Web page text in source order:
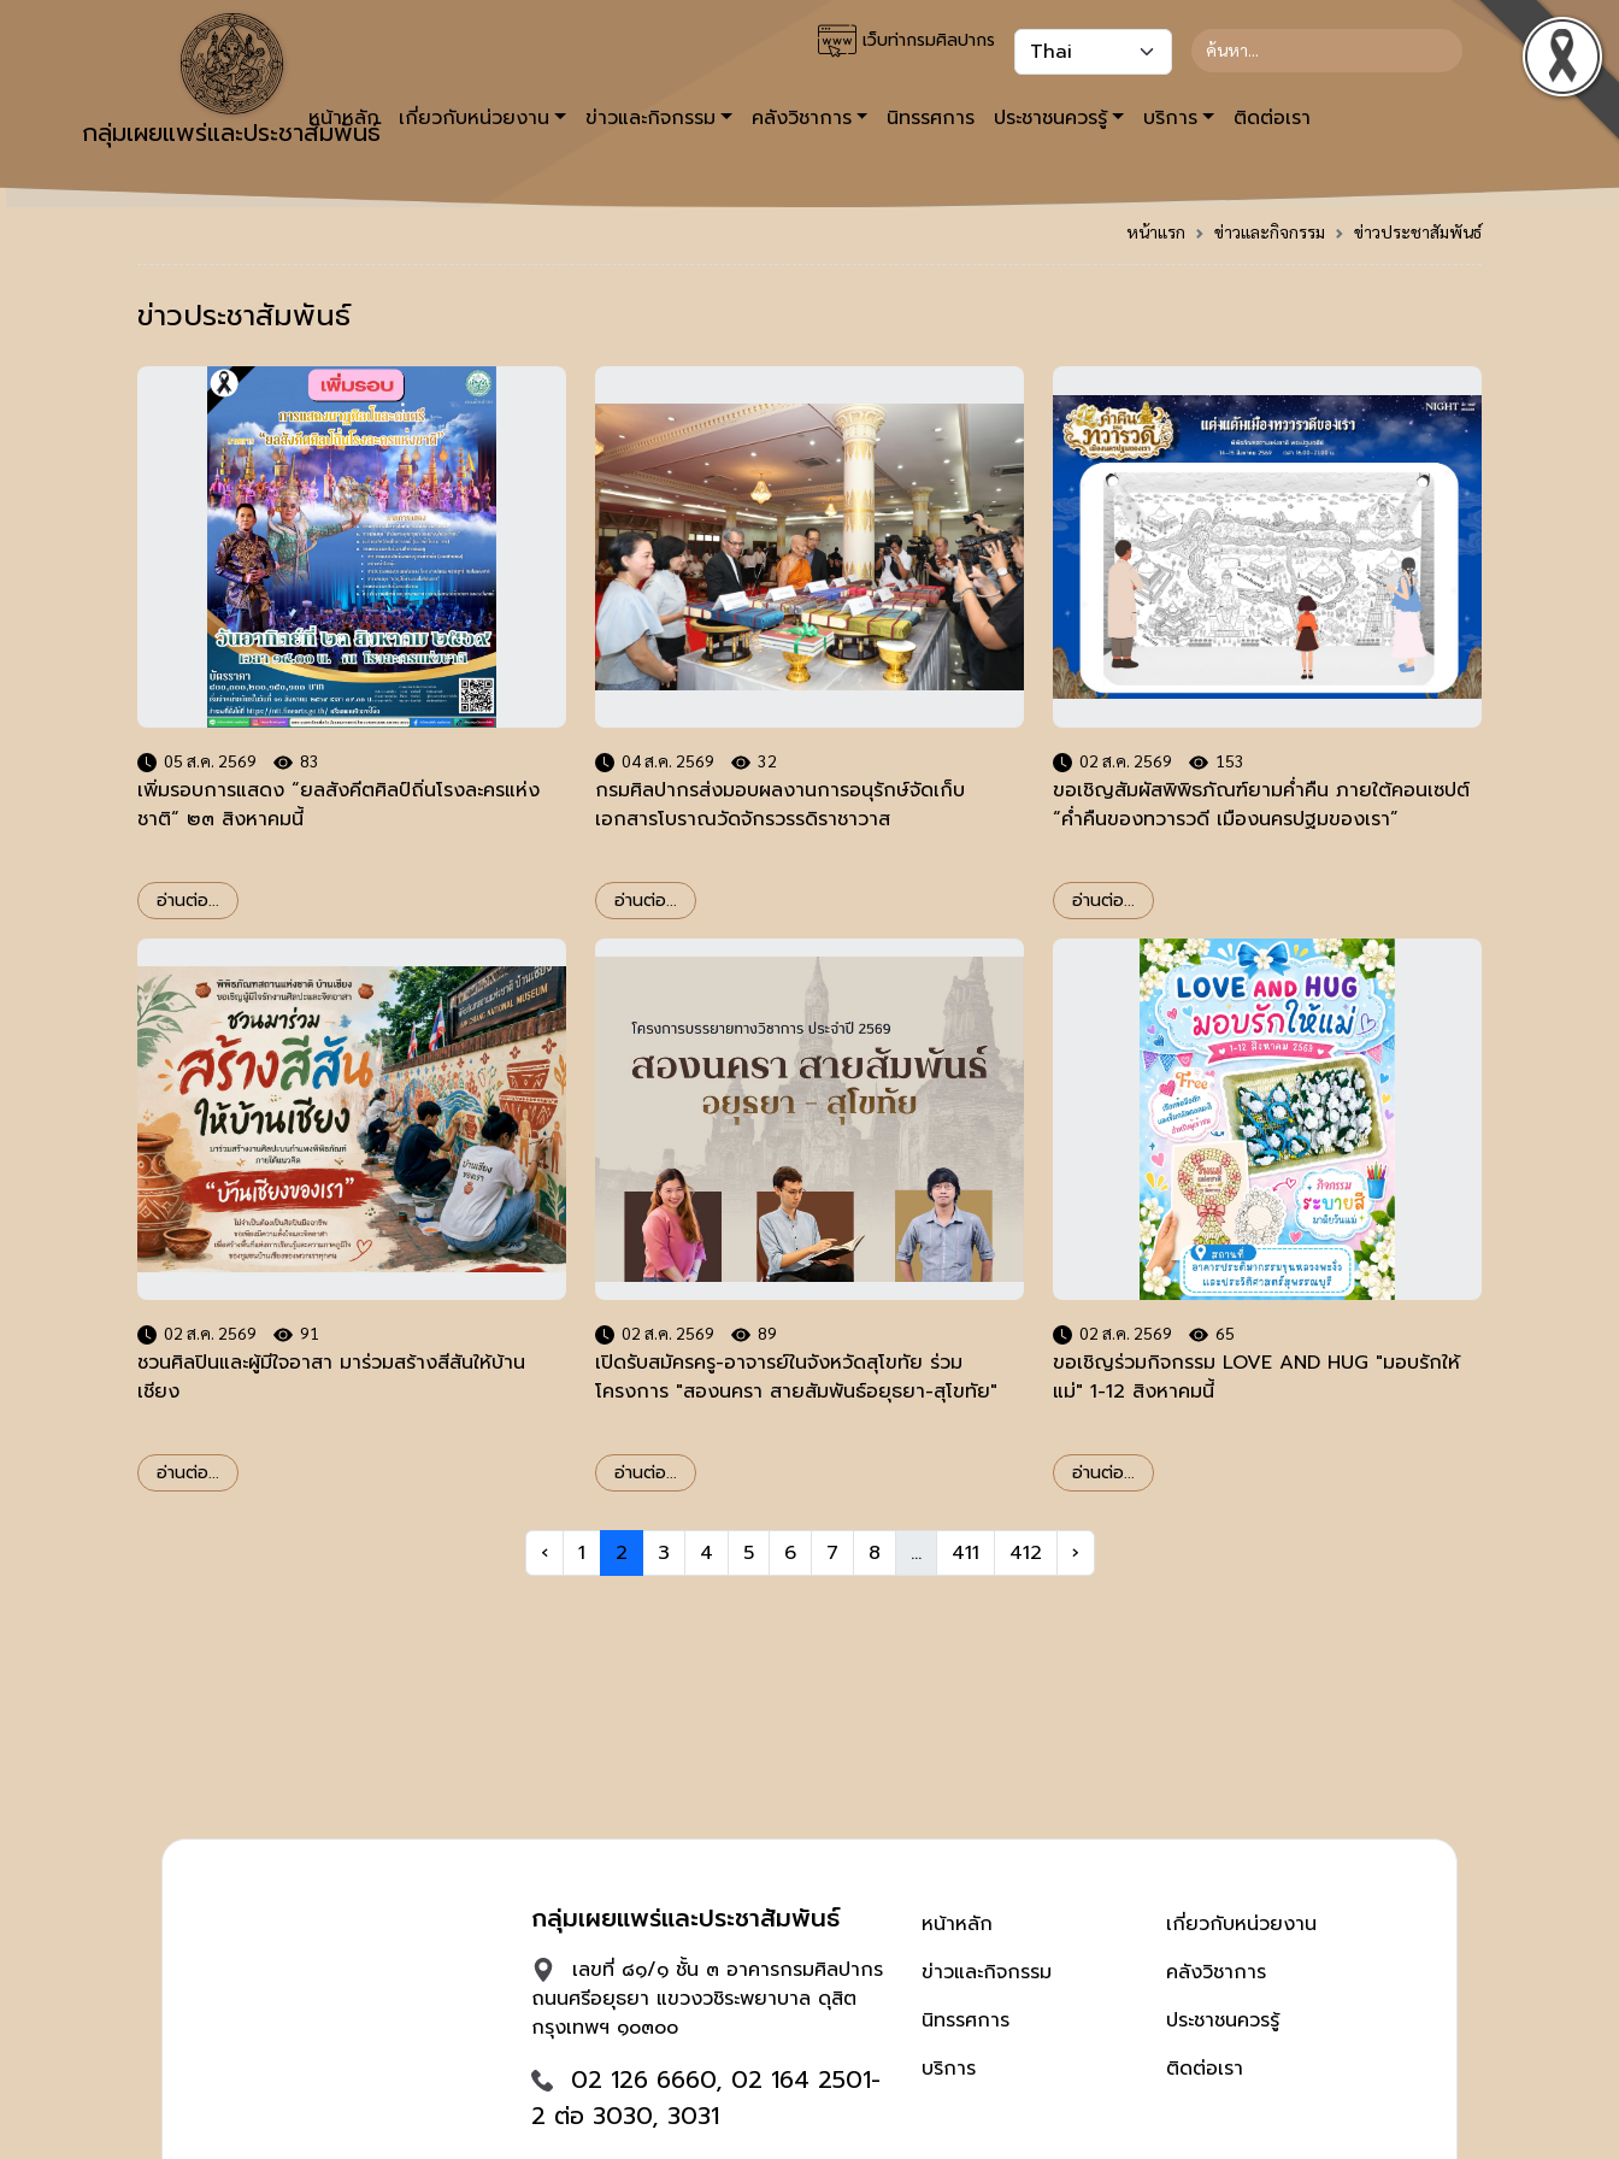
เว็บท่ากรมศิลปากร
กลุ่มเผยแพร่และประชาสัมพันธ์
หน้าหลัก เกี่ยวกับหน่วยงาน ข่าวและกิจกรรม คลังวิชาการ นิทรรศการ ประชาชนควรรู้ บริการ ติดต่อเรา
หน้าแรก ข่าวและกิจกรรม ข่าวประชาสัมพันธ์
ข่าวประชาสัมพันธ์
05 ส.ค. 2569 83
เพิ่มรอบการแสดง “ยลสังคีตศิลป์ถิ่นโรงละครแห่ง
ชาติ“ ๒๓ สิงหาคมนี้
อ่านต่อ...
04 ส.ค. 2569 32
กรมศิลปากรส่งมอบผลงานการอนุรักษ์จัดเก็บ
เอกสารโบราณวัดจักรวรรดิราชาวาส
อ่านต่อ...
02 ส.ค. 2569 153
ขอเชิญสัมผัสพิพิธภัณฑ์ยามค่ำคืน ภายใต้คอนเซปต์
“ค่ำคืนของทวารวดี เมืองนครปฐมของเรา”
อ่านต่อ...
02 ส.ค. 2569 91
ชวนศิลปินและผู้มีใจอาสา มาร่วมสร้างสีสันให้บ้าน
เชียง
อ่านต่อ...
02 ส.ค. 2569 89
เปิดรับสมัครครู-อาจารย์ในจังหวัดสุโขทัย ร่วม
โครงการ "สองนครา สายสัมพันธ์อยุธยา-สุโขทัย"
อ่านต่อ...
02 ส.ค. 2569 65
ขอเชิญร่วมกิจกรรม LOVE AND HUG "มอบรักให้
แม่" 1-12 สิงหาคมนี้
อ่านต่อ...
‹ 1 2 3 4 5 6 7 8 ... 411 412 ›
กลุ่มเผยแพร่และประชาสัมพันธ์
เลขที่ ๘๑/๑ ชั้น ๓ อาคารกรมศิลปากร
ถนนศรีอยุธยา แขวงวชิระพยาบาล ดุสิต
กรุงเทพฯ ๑๐๓๐๐
02 126 6660, 02 164 2501-
2 ต่อ 3030, 3031
หน้าหลัก
ข่าวและกิจกรรม
นิทรรศการ
บริการ
เกี่ยวกับหน่วยงาน
คลังวิชาการ
ประชาชนควรรู้
ติดต่อเรา